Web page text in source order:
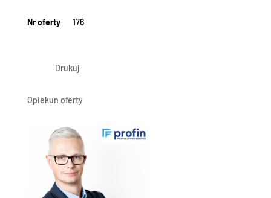
Nr oferty 176
Drukuj
Opiekun oferty